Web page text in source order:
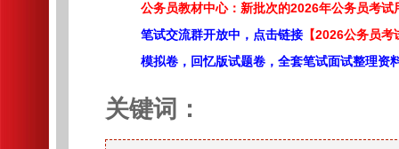
公务员教材中心：新批次的2026年公务员考试
笔试交流群开放中，点击链接 【2026公务员
模拟卷，回忆版试题卷，全套笔试面试整理资
关键词：